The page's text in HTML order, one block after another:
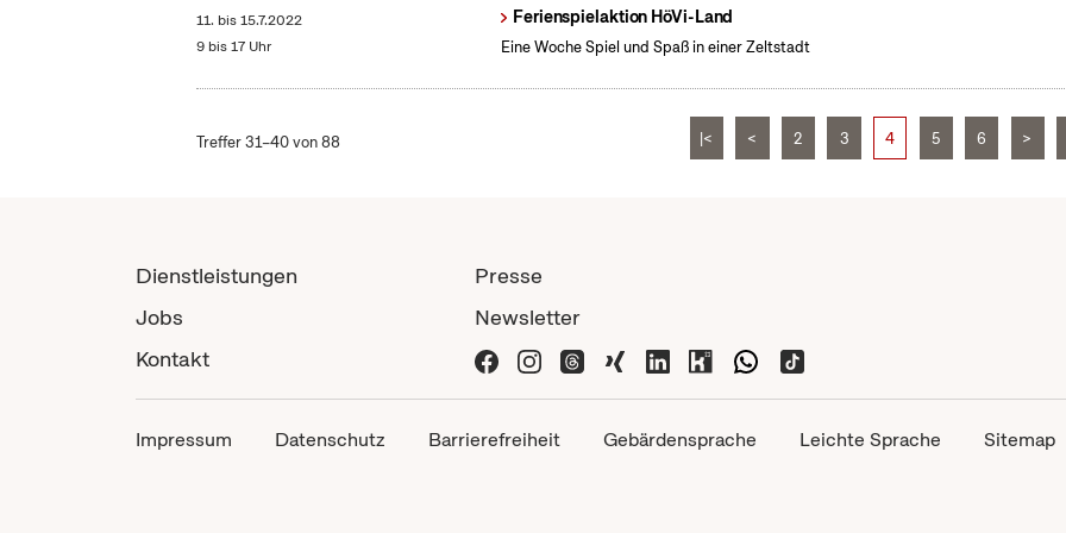
11. bis15.7.2022
9 bis 17 Uhr
Ferienspielaktion HöVi-Land
Eine Woche Spiel und Spaß in einer Zeltstadt
Treffer 31–40 von 88 |< < 2 3 4 5 6 >
Dienstleistungen
Jobs
Kontakt
Presse
Newsletter
Impressum Datenschutz Barrierefreiheit Gebärdensprache Leichte Sprache Sitemap